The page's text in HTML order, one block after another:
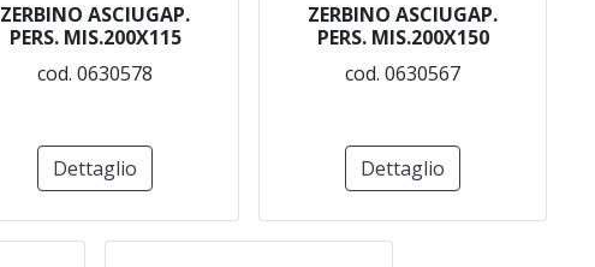
ZERBINO ASCIUGAP.
PERS. MIS.200X115
cod. 0630578
Dettaglio
ZERBINO ASCIUGAP.
PERS. MIS.200X150
cod. 0630567
Dettaglio